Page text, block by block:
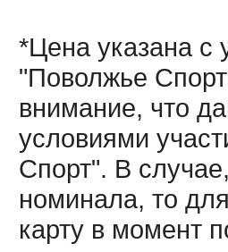
*Цена указана с
"Поволжье
внимание, что
условиями
Спорт". В
номинала, то
карту в момент